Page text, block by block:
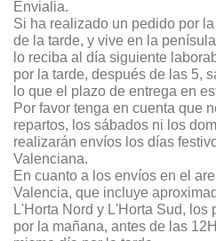
Envialia.
Si ha realizado un pedido por
de la tarde, y vive en la
lo reciba al día siguiente
por la tarde, después de las 5,
lo que el plazo de entrega en
Por favor tenga en cuenta que
repartos, los sábados ni los
realizarán envíos los días
Valenciana.
En cuanto a los envíos en el
Valencia, que incluye
L'Horta Nord y L'Horta Sud, los
por la mañana, antes de las